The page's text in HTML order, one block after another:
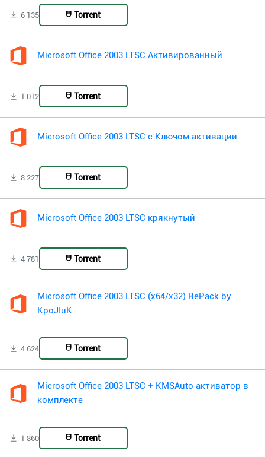
6 135 Torrent
Microsoft Office 2003 LTSC Активированный
1 012 Torrent
Microsoft Office 2003 LTSC с Ключом активации
8 227 Torrent
Microsoft Office 2003 LTSC крякнутый
4 781 Torrent
Microsoft Office 2003 LTSC (x64/x32) RePack by
KpoJIuK
4 624 Torrent
Microsoft Office 2003 LTSC + KMSAuto активатор в
комплекте
1 860 Torrent